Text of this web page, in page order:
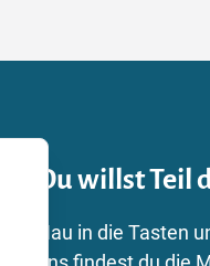
Du willst Teil
Hau in die Tasten